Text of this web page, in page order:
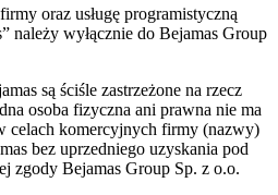
oraz usługę programistyczną
należy wyłącznie do Bejamas Group
są ściśle zastrzeżone na rzecz
osoba fizyczna ani prawna nie ma
celach komercyjnych firmy (nazwy)
bez uprzedniego uzyskania pod
zgody Bejamas Group Sp. z o.o.